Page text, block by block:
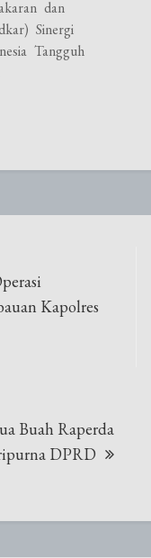
dan
Sinergi
Tangguh
Kapolres
Buah Raperda
DPRD